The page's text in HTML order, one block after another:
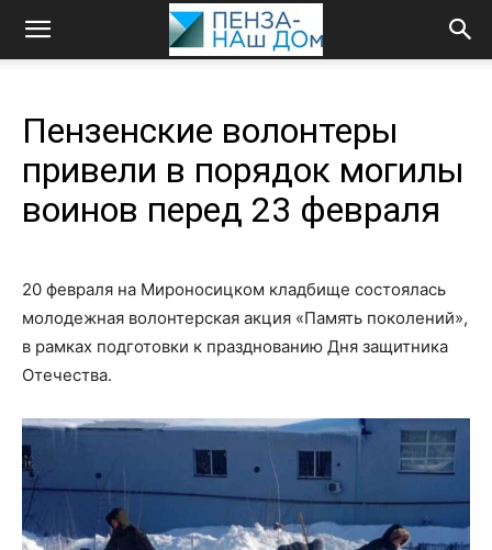
Пензенские волонтеры
привели в порядок могилы
воинов перед 23 февраля
20 февраля на Мироносицком кладбище состоялась
молодежная волонтерская акция «Память поколений»,
в рамках подготовки к празднованию Дня защитника
Отечества.